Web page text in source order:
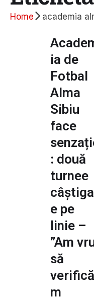
Home academia
ia de
Fotbal
Alma
Sibiu
face
: două
turnee
e pe
linie –
”Am
să
verifică
m